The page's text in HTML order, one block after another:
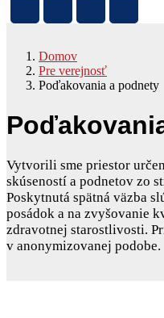
Domov
Pre verejnosť
Poďakovania a podnety
Vytvorili sme priestor
skúseností a podnetov zo
Poskytnutá spätná väzba
posádok a na zvyšovanie
zdravotnej starostlivosti.
v anonymizovanej podobe.